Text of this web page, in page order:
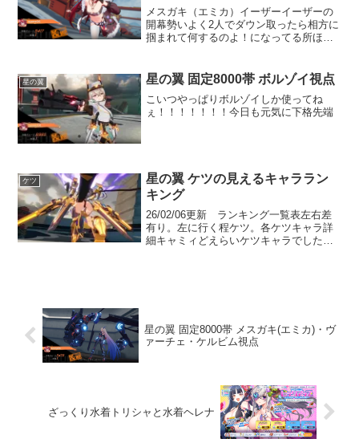
メスガキ（エミカ）イーザーイーザーの
開幕勢いよく2人でダウン取ったら相方に
掴まれて何するのよ！になってる所ほん
星の翼 星の翼 固定8000帯 ボルゾイ視点
こいつやっぱりボルゾイしか使ってね
ぇ！！！！！！！今日も元気に下格先端
ケツ
星の翼 ケツの見えるキャララン
キング
26/02/06更新 ランキング一覧表左右差
有り。左に行く程ケツ。各ケツキャラ詳
細キャミィどえらいケツキャラでした。
星の翼 固定8000帯 メスガキ(エミカ)・ヴ
ァーチェ・ケルビム視点
ざっくり水着トリシャと水着ヘレナ